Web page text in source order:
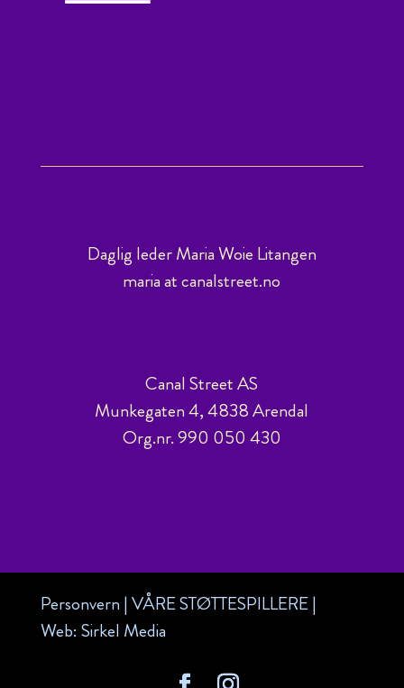
Daglig leder Maria Woie Litangen
maria at canalstreet.no
Canal Street AS
Munkegaten 4, 4838 Arendal
Org.nr. 990 050 430
Personvern|VÅRE STØTTESPILLERE|
Web: Sirkel Media